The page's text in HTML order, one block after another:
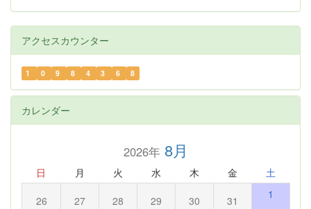
アクセスカウンター
1 0 9 8 4 3 6 8
カレンダー
2026年8月
日 月 火 水 木 金 土
26 27 28 29 30 31 1